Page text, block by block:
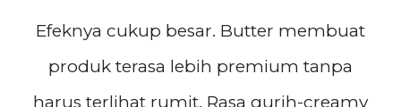
Efeknya cukup besar. Butter membuat
produk terasa lebih premium tanpa
harus terlihat rumit. Rasa gurih-creamy